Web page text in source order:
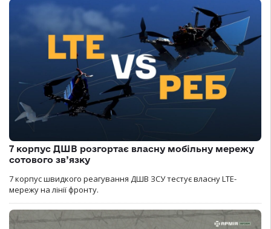
7 корпус ДШВ розгортає власну мобільну мережу
сотового зв’язку
7 корпус швидкого реагування ДШВ ЗСУ тестує власну LTE-
мережу на лінії фронту.